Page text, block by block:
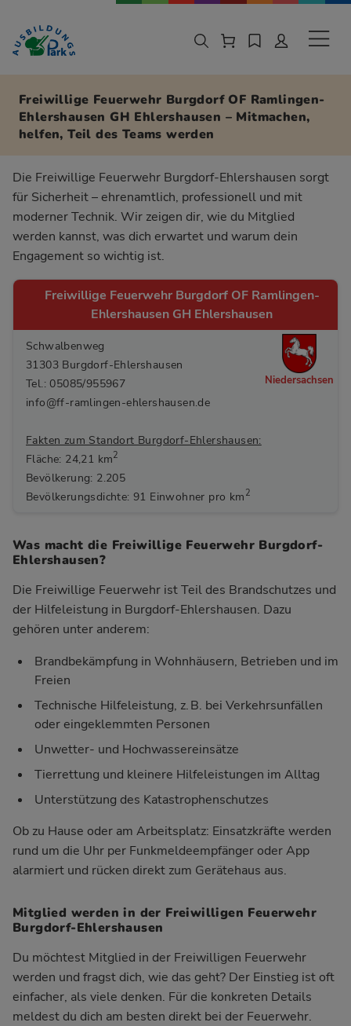
Zur Navigation springen
Zu den Hauptinhalten springen
Freiwillige Feuerwehr Burgdorf OF Ramlingen-
Ehlershausen GH Ehlershausen – Mitmachen,
helfen, Teil des Teams werden
Die Freiwillige Feuerwehr Burgdorf-Ehlershausen sorgt
für Sicherheit – ehrenamtlich, professionell und mit
moderner Technik. Wir zeigen dir, wie du Mitglied
werden kannst, was dich erwartet und warum dein
Engagement so wichtig ist.
Freiwillige Feuerwehr Burgdorf OF Ramlingen-
Ehlershausen GH Ehlershausen
Schwalbenweg
31303 Burgdorf-Ehlershausen
Tel.: 05085/955967
info@ff-ramlingen-ehlershausen.de
Fakten zum Standort Burgdorf-Ehlershausen:
Fläche: 24,21 km2
Bevölkerung: 2.205
Bevölkerungsdichte: 91 Einwohner pro km 2
Niedersachsen
Was macht die Freiwillige Feuerwehr Burgdorf-
Ehlershausen?
Die Freiwillige Feuerwehr ist Teil des Brandschutzes und
der Hilfeleistung in Burgdorf-Ehlershausen. Dazu
gehören unter anderem:
Brandbekämpfung in Wohnhäusern, Betrieben und im
Freien
Technische Hilfeleistung, z. B. bei Verkehrsunfällen
oder eingeklemmten Personen
Unwetter- und Hochwassereinsätze
Tierrettung und kleinere Hilfeleistungen im Alltag
Unterstützung des Katastrophenschutzes
Ob zu Hause oder am Arbeitsplatz: Einsatzkräfte werden
rund um die Uhr per Funkmeldeempfänger oder App
alarmiert und rücken direkt zum Gerätehaus aus.
Mitglied werden in der Freiwilligen Feuerwehr
Burgdorf-Ehlershausen
Du möchtest Mitglied in der Freiwilligen Feuerwehr
werden und fragst dich, wie das geht? Der Einstieg ist oft
einfacher, als viele denken. Für die konkreten Details
meldest du dich am besten direkt bei der Feuerwehr.